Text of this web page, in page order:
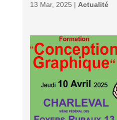
13 Mar, 2025 | Actualité